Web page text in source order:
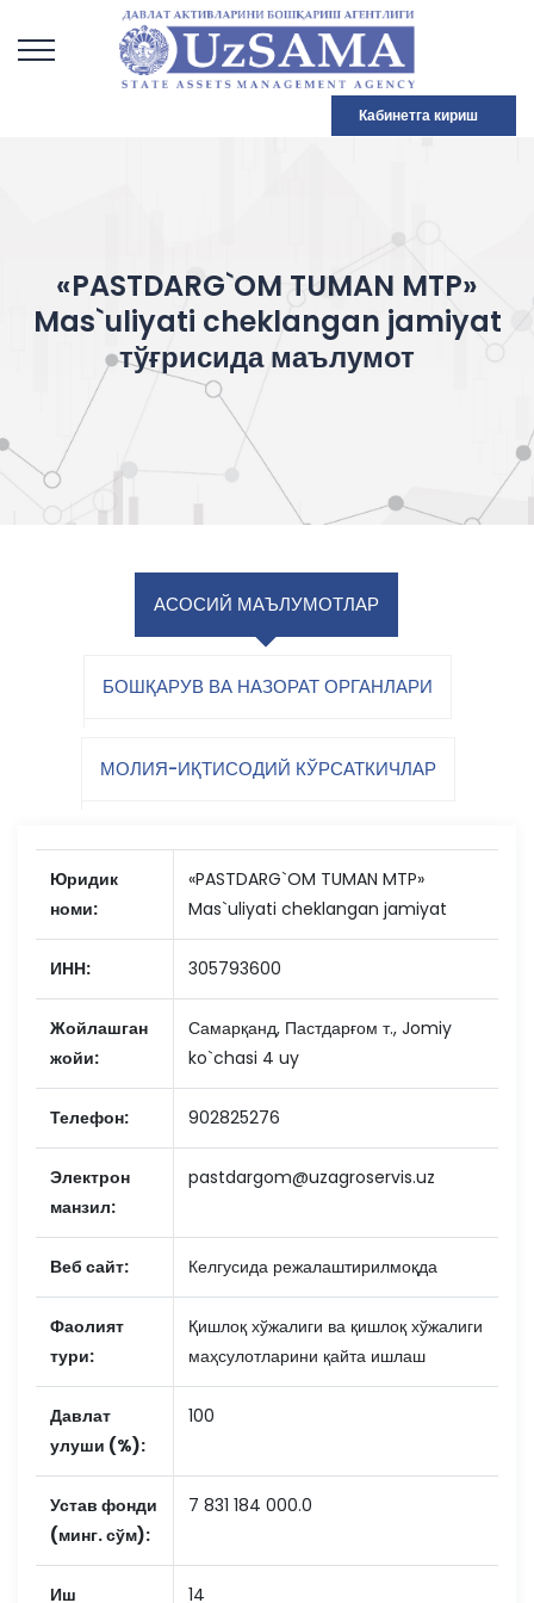
Кабинетга кириш
«PASTDARG`OM TUMAN MTP»
Mas`uliyati cheklangan jamiyat
тўғрисида маълумот
АСОСИЙ МАЪЛУМОТЛАР
БОШҚАРУВ ВА НАЗОРАТ ОРГАНЛАРИ
МОЛИЯ-ИҚТИСОДИЙ КЎРСАТКИЧЛАР
Юридик
номи:
«PASTDARG`OM TUMAN MTP»
Mas`uliyati cheklangan jamiyat
ИНН: 305793600
Жойлашган
жойи:
Самарқанд, Пастдарғом т., Jomiy
ko`chasi 4 uy
Телефон: 902825276
Электрон
манзил:
pastdargom@uzagroservis.uz
Веб сайт: Келгусида режалаштирилмоқда
Фаолият
тури:
Қишлоқ хўжалиги ва қишлоқ хўжалиги
маҳсулотларини қайта ишлаш
Давлат
улуши (%):
100
Устав фонди
(минг. сўм):
7 831 184 000.0
Иш 14